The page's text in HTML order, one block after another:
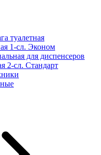
туалетная
1-сл. Эконом
для диспенсеров
2-сл. Стандарт